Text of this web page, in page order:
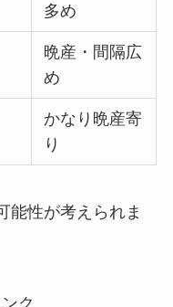
多め
晩産・間隔広
め
かなり晩産寄
り
能性が考えられま